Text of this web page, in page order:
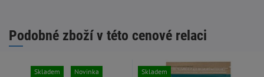
Podobné zboží v této cenové relaci
Skladem
Novinka
Skladem